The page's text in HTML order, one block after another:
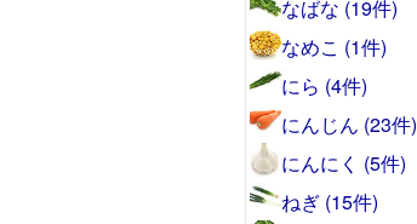
なばな (19件)
なめこ (1件)
にら (4件)
にんじん (23件)
にんにく (5件)
ねぎ (15件)